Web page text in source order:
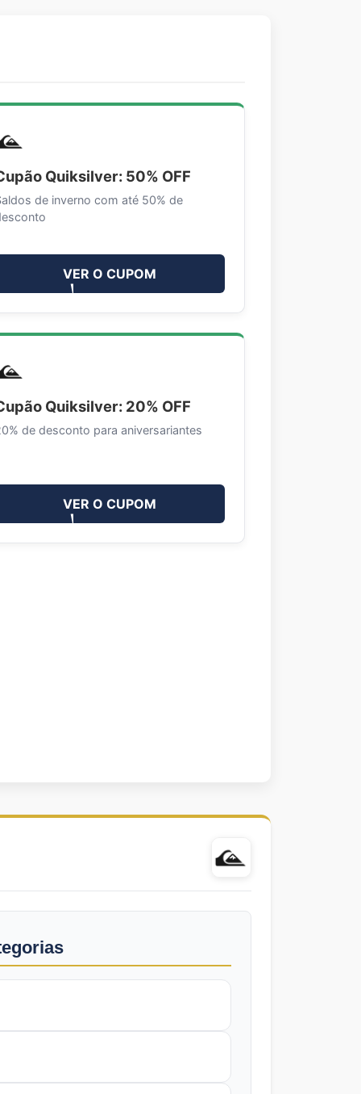
Quiksilver: 50% OFF
de inverno com até 50% de
VER O CUPOM
Quiksilver: 20% OFF
de desconto para aniversariantes
VER O CUPOM